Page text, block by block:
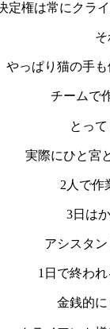
定権は常にクラ
やっぱり猫の手
チームで
とっ
実際にひと宮
2人で作
3日は
アシスタ
1日で終わ
金銭的